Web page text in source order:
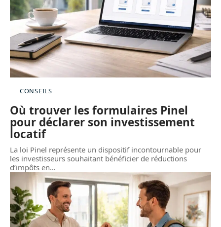
CONSEILS
Où trouver les formulaires Pinel
pour déclarer son investissement
locatif
La loi Pinel représente un dispositif incontournable pour
les investisseurs souhaitant bénéficier de réductions
d’impôts en…